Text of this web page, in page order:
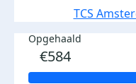
TCS
Opgehaald
€584